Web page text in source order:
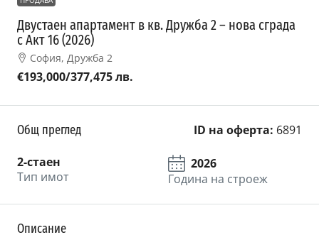
Двустаен апартамент в кв. Дружба 2 – нова сграда
с Акт 16 (2026)
София, Дружба 2
€193,000/377,475 лв.
Общ преглед ID на оферта: 6891
2-стаен
Тип имот
2026
Година на строеж
Описание